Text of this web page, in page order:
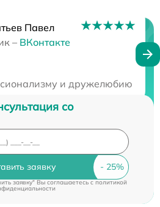
Павел
– ВКонтакте
и дружелюбию
со
заявку
заявку" Вы соглашаетесь cполитикой